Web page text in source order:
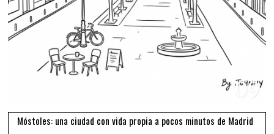
09
Móstoles: una ciudad con vida propia a pocos minutos de Madrid